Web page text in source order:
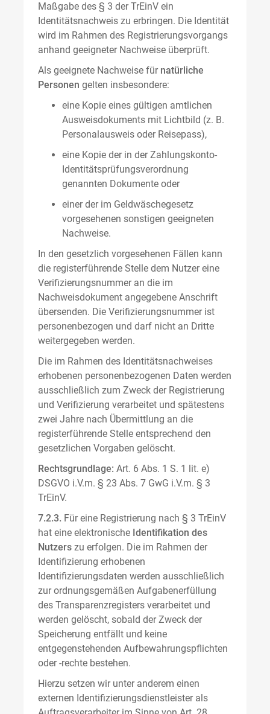
Maßgabe des § 3 der TrEinV ein
Identitätsnachweis zu erbringen. Die Identität
wird im Rahmen des Registrierungsvorgangs
anhand geeigneter Nachweise überprüft.
Als geeignete Nachweise für natürliche
Personen gelten insbesondere:
eine Kopie eines gültigen amtlichen
Ausweisdokuments mit Lichtbild (z. B.
Personalausweis oder Reisepass),
eine Kopie der in der Zahlungskonto-
Identitätsprüfungsverordnung
genannten Dokumente oder
einer der im Geldwäschegesetz
vorgesehenen sonstigen geeigneten
Nachweise.
In den gesetzlich vorgesehenen Fällen kann
die registerführende Stelle dem Nutzer eine
Verifizierungsnummer an die im
Nachweisdokument angegebene Anschrift
übersenden. Die Verifizierungsnummer ist
personenbezogen und darf nicht an Dritte
weitergegeben werden.
Die im Rahmen des Identitätsnachweises
erhobenen personenbezogenen Daten werden
ausschließlich zum Zweck der Registrierung
und Verifizierung verarbeitet und spätestens
zwei Jahre nach Übermittlung an die
registerführende Stelle entsprechend den
gesetzlichen Vorgaben gelöscht.
Rechtsgrundlage: Art. 6 Abs. 1 S. 1 lit. e)
DSGVO i.V.m. § 23 Abs. 7 GwG i.V.m. § 3
TrEinV.
7.2.3. Für eine Registrierung nach § 3 TrEinV
hat eine elektronische Identifikation des
Nutzers zu erfolgen. Die im Rahmen der
Identifizierung erhobenen
Identifizierungsdaten werden ausschließlich
zur ordnungsgemäßen Aufgabenerfüllung
des Transparenzregisters verarbeitet und
werden gelöscht, sobald der Zweck der
Speicherung entfällt und keine
entgegenstehenden Aufbewahrungspflichten
oder -rechte bestehen.
Hierzu setzen wir unter anderem einen
externen Identifizierungsdienstleister als